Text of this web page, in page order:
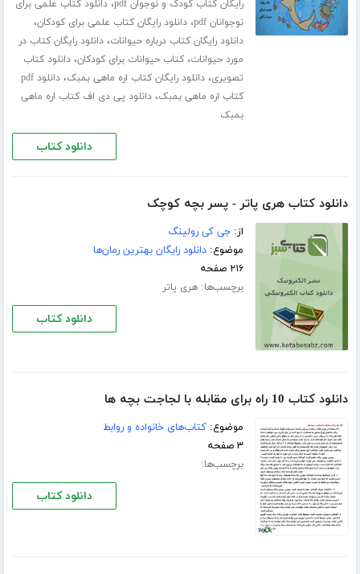
رایگان کتاب کودک و نوجوان pdf
،دانلود کتاب علمی برای
نوجوانان pdf
،دانلود رایگان کتاب علمی برای کودکان،
دانلود رایگان کتاب درباره حیوانات،دانلود رایگان کتاب در
مورد حیوانات،کتاب حیوانات برای کودکان،دانلود کتاب
تصویری،دانلود رایگان کتاب اره ماهی بمبک،
دانلود pdf
کتاب اره ماهی بمبک،دانلود پی دی اف کتاب اره ماهی
بمبک
دانلود کتاب
دانلود کتاب هری پاتر - پسر بچه کوچک
از:جی کی رولینگ
موضوع:دانلود رایگان بهترین رمان‌ها
۲۱۶ صفحه
برچسب‌ها:هری پاتر
دانلود کتاب
دانلود کتاب 10 راه برای مقابله با لجاجت بچه ها
موضوع:کتاب‌های خانواده و روابط
۳ صفحه
برچسب‌ها:
دانلود کتاب